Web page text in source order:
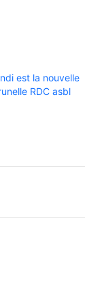
est la nouvelle
RDC asbl